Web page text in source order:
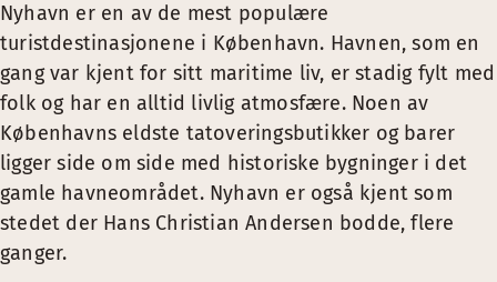
Nyhavn er en av de mest populære
turistdestinasjonene i København. Havnen, som en
gang var kjent for sitt maritime liv, er stadig fylt med
folk og har en alltid livlig atmosfære. Noen av
Københavns eldste tatoveringsbutikker og barer
ligger side om side med historiske bygninger i det
gamle havneområdet. Nyhavn er også kjent som
stedet der Hans Christian Andersen bodde, flere
ganger.